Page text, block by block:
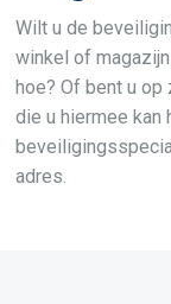
Wilt u de
winkel of
hoe? Of bent u
die u hiermee kan
adres.